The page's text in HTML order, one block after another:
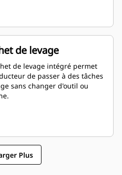
de levage
de levage intégré permet
de passer à des tâches
sans changer d'outil ou
Plus